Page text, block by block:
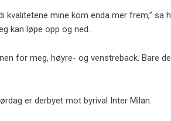
mine kom enda mer frem,” sa
kan løpe opp og ned.
for meg, høyre- og venstreback. Bare
er derbyet mot byrival Inter Milan.